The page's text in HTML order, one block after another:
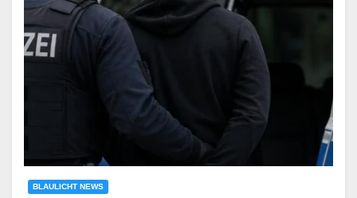
BLAULICHT NEWS